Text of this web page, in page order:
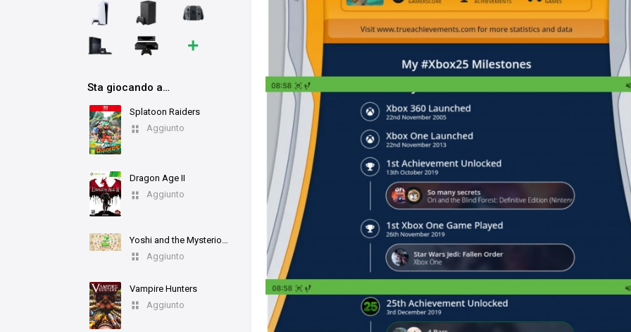
+
Sta giocando a…
Splatoon Raiders
Aggiunto
Dragon Age II
Aggiunto
Aggiunto
Vampire Hunters
Aggiunto